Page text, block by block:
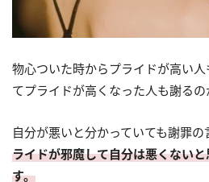
物心ついた時からプライドが高い
てプライドが高くなった人も謝るの
自分が悪いと分かっていても謝罪の
ライドが邪魔して自分は悪くない
す。